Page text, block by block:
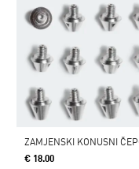
€ 18.00